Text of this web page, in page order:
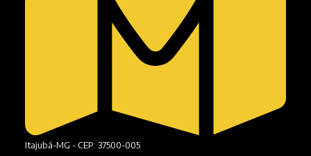
Itajubá-MG - CEP: 37500-005